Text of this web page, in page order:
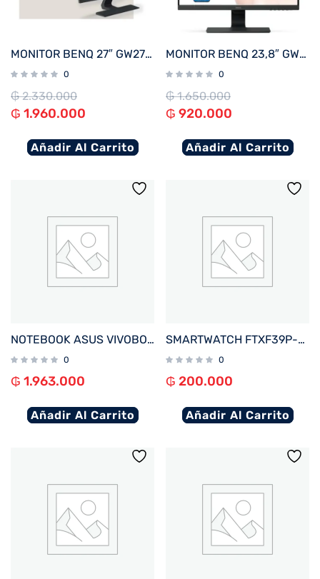
MONITOR BENQ 27″ GW2780
0
₲2.330.000
₲ 1.960.000
Añadir Al Carrito
MONITOR BENQ 23,8″ GW2480
0
₲1.650.000
₲ 920.000
Añadir Al Carrito
NOTEBOOK ASUS VIVOBOOK GO E510KA-EJ562W CEL 1.1%2F4%2F128EMMC%2FW11H%2F15.6%22FHD%2FNEGRO
0
₲ 1.963.000
Añadir Al Carrito
SMARTWATCH FTXF39P-RGPK 42MM ROSE GOLD%2FROSA ANDROID%2FIOS%2FBT%2FFREC. CARD%2FNOTIFICACIONES
0
₲ 200.000
Añadir Al Carrito